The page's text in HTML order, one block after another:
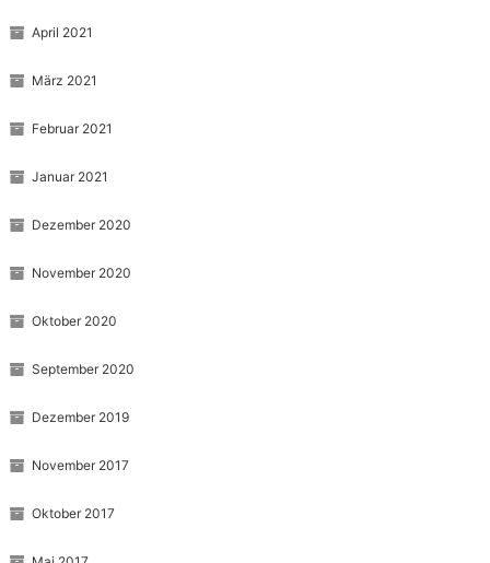
April 2021
März 2021
Februar 2021
Januar 2021
Dezember 2020
November 2020
Oktober 2020
September 2020
Dezember 2019
November 2017
Oktober 2017